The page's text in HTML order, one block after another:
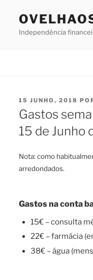
Independência
PUBLICADO
EM
15 JUNHO, 2018
Gastos
15 de Junho
Nota: como
arredondados.
Gastos na conta
15€ – consulta
22€ – farmácia
38€ – água